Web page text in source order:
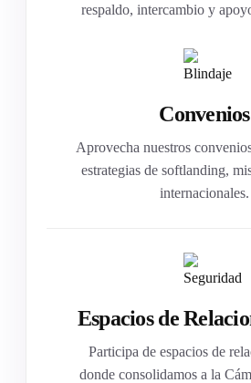
respaldo, intercambio y
Convenios
Aprovecha nuestros
estrategias de softlanding,
internacionales.
Espacios de
Participa de espacios de
donde consolidamos a la